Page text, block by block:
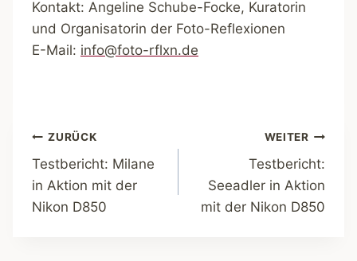
Kontakt: Angeline Schube-Focke, Kuratorin
und Organisatorin der Foto-Reflexionen
E-Mail: info@foto-rflxn.de
Beitragsnavigation
ZURÜCK
Testbericht: Milane
in Aktion mit der
Nikon D850
WEITER
Testbericht:
Seeadler in Aktion
mit der Nikon D850